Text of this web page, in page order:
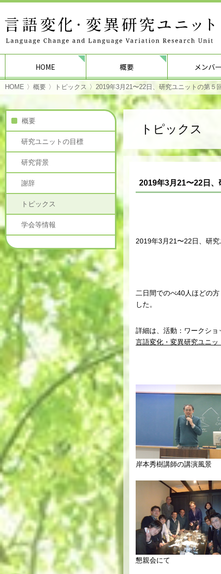
HOME 概要 メンバ
HOME 概要 トピックス 2019年3月21〜22日、研究ユニットの第５
概要
研究ユニットの目標
研究背景
謝辞
トピックス
学会等情報
トピックス
2019年3月21〜22日
2019年3月21〜22日、研
二日間でのべ40人ほどの
した。
詳細は、活動：ワークシ
言語変化・変異研究ユニ
岸本秀樹講師の講演風景
懇親会にて